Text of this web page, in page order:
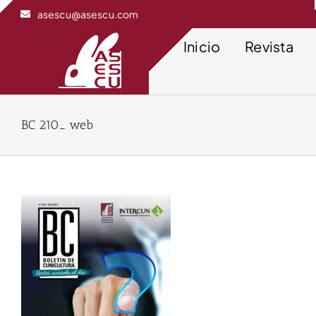
Saltar
asescu@asescu.com
Inicio Revista
BC 210_ web